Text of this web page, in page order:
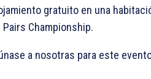
gratuito en una
Pairs Championship.
a nosotras para este